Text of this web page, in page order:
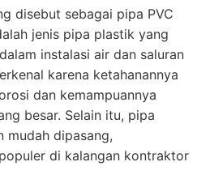
disebut sebagai pipa PVC
jenis pipa plastik yang
instalasi air dan saluran
karena ketahanannya
dan kemampuannya
besar. Selain itu, pipa
mudah dipasang,
di kalangan kontraktor